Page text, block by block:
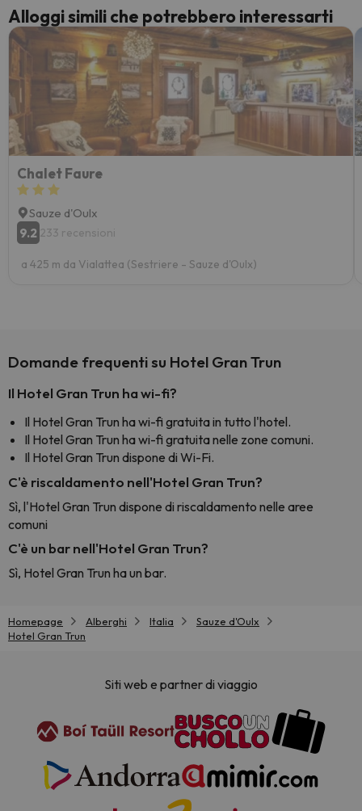
Alloggi simili che potrebbero interessarti
Chalet Faure
Sauze d'Oulx
9.2 233 recensioni
a 425 m da Vialattea (Sestriere - Sauze d'Oulx)
Domande frequenti su Hotel Gran Trun
Il Hotel Gran Trun ha wi-fi?
Il Hotel Gran Trun ha wi-fi gratuita in tutto l'hotel.
Il Hotel Gran Trun ha wi-fi gratuita nelle zone comuni.
Il Hotel Gran Trun dispone di Wi-Fi.
C'è riscaldamento nell'Hotel Gran Trun?
Sì, l'Hotel Gran Trun dispone di riscaldamento nelle aree
comuni
C'è un bar nell'Hotel Gran Trun?
Sì, Hotel Gran Trun ha un bar.
Homepage Alberghi Italia
Sauze d'Oulx
Hotel Gran Trun
Siti web e partner di viaggio